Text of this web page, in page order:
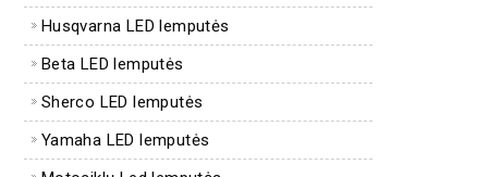
Husqvarna LED lemputės
Beta LED lemputės
Sherco LED lemputės
Yamaha LED lemputės